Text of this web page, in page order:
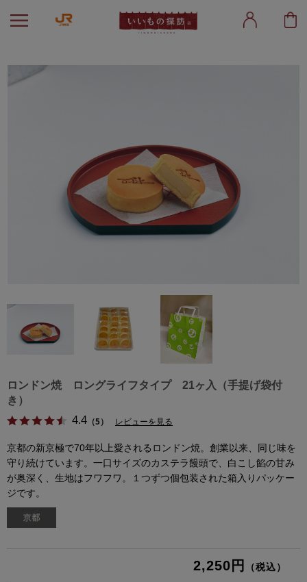
ロンドン焼 ロングライフタイプ 21ヶ入（手提げ袋付
き）
4.4 （5） レビューを見る
京都の新京極で70年以上愛されるロンドン焼。創業以来、同じ味を
守り続けています。一口サイズのカステラ饅頭で、白こし餡の甘み
が奥深く、生地はフワフワ。１つずつ個包装された箱入りパッケー
ジです。
2,250円 （税込）